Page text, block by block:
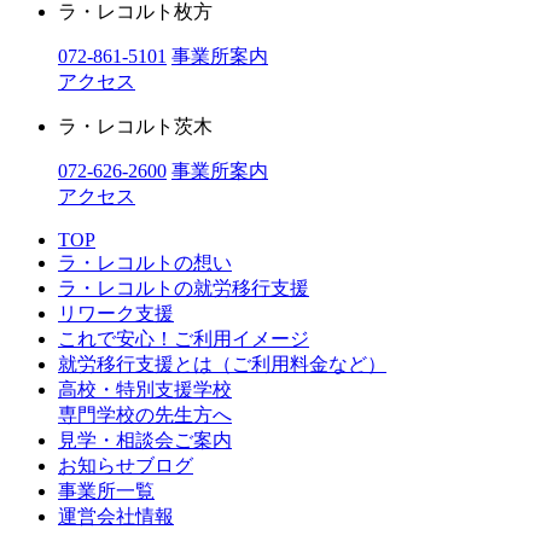
ラ・レコルト枚方
072-861-5101 事業所案内
アクセス
ラ・レコルト茨木
072-626-2600 事業所案内
アクセス
TOP
ラ・レコルトの想い
ラ・レコルトの就労移行支援
リワーク支援
これで安心！ご利用イメージ
就労移行支援とは（ご利用料金など）
高校・特別支援学校
専門学校の先生方へ
見学・相談会ご案内
お知らせブログ
事業所一覧
運営会社情報